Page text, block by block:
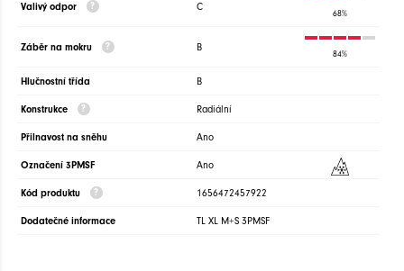
Valivý odpor C
68%
Záběr na mokru B
84%
Hlučnostní třída B
Konstrukce Radiální
Přilnavost na sněhu Ano
Označení 3PMSF Ano
Kód produktu 1656472457922
Dodatečné informace TL XL M+S 3PMSF